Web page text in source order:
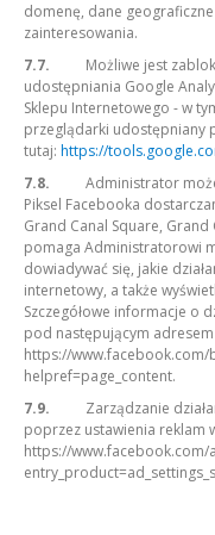
domenę, dane
zainteresowania.
7.7. Możliwe jest
udostępniania Google
Sklepu Internetowego - w
przeglądarki udostępniany
tutaj: https://
7.8. Administrator
Piksel Facebooka
Grand Canal Square,
pomaga Administratorowi
dowiadywać się, jakie
internetowy, a także
Szczegółowe informacje o
pod następującym
https://www.facebook.com/
helpref=page_content.
7.9. Zarządzanie
poprzez ustawienia reklam
https://www.facebook.com/